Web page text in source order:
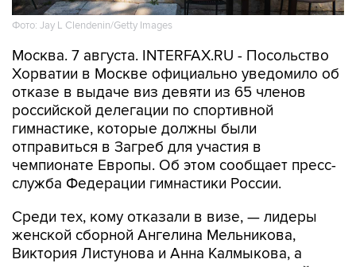
Москва. 7 августа. INTERFAX.RU - Посольство
отказе в выдаче виз девяти из 65 членов
российской делегации по спортивной
гимнастике, которые должны были
отправиться в Загреб для участия в
чемпионате Европы. Об этом сообщает пресс-
служба Федерации гимнастики России.
Среди тех, кому отказали в визе, — лидеры
Виктория Листунова и Анна Калмыкова, а
также спортсмены и специалисты мужской
команды.